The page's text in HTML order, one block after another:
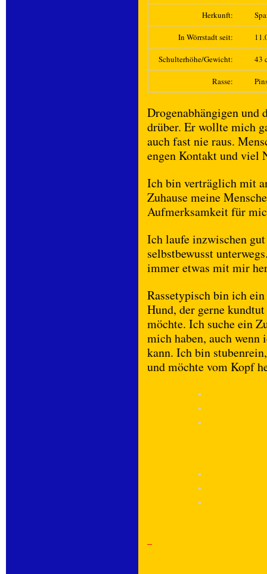
Herkunft:
In Wörrstadt seit:
Schulterhöhe/Gewicht: 43
Rasse:
Drogenabhängigen und
drüber. Er wollte mich
auch fast nie raus.
engen Kontakt und viel
Ich bin verträglich mit
Zuhause meine
Aufmerksamkeit für
Ich laufe inzwischen
selbstbewusst
immer etwas mit mir
Rassetypisch bin ich
Hund, der gerne
möchte. Ich suche ein
mich haben, auch wenn
kann. Ich bin
und möchte vom Kopf